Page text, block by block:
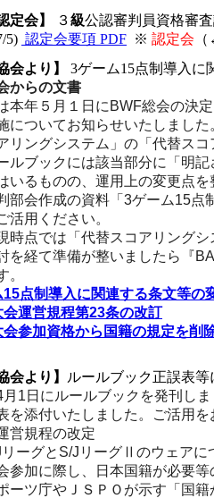
定会】 ３級公認審判員資格審
5) 認定会要項 PDF ※ 認定会
会より】 3ゲーム15点制導入に
からの文書
本年５月１日にBWF総会の決
についてお知らせいたしまし
リングシステム」の「代替ス
ルブックには該当部分に「明
いるものの、運用上の変更点
部会作成の資料「3ゲーム15
活用ください。
時点では「代替スコアリング
を経て準備が整いましたら『
。
点制導入に関連する条文等の
会運営規程第23条の改訂
会参加資格から国籍の規定を削
会より】
ルールブック正誤表等
1日にルールブックを発刊し
添付いたしました。ご活用を
営規程の改定
ーグとS/JリーグⅡのウェアに
加に際し、日本国籍が必要等
ツ庁やＪＳＰＯが示す「国籍